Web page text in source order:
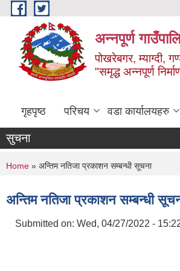
Skip to main content
अन्‍नपूर्ण
पोखरेबगर, म्याग्दी,
"समृद्ध अन्‍नपूर्ण
गृहपृष्ठ परिचय वडा कार्यालयहरु
सुचना
You are here
Home » अन्तिम नतिजा प्रकाशन सम्बन्धी सूचना
अन्तिम नतिजा प्रकाशन सम्बन्धी
Submitted on: Wed, 04/27/2022 -